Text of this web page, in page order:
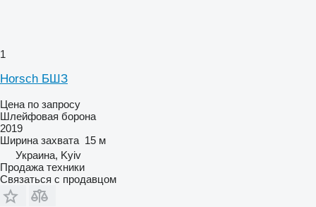
1
Horsch БШЗ
Цена по запросу
Шлейфовая борона
2019
Ширина захвата 15 м
Украина, Kyiv
Продажа техники
Связаться с продавцом